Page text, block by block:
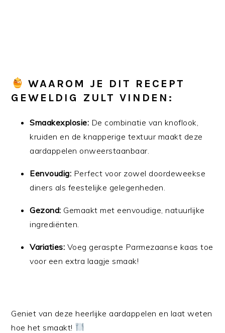
WAAROM JE DIT RECEPT
GEWELDIG ZULT VINDEN:
Smaakexplosie: De combinatie van knoflook,
kruiden en de knapperige textuur maakt deze
aardappelen onweerstaanbaar.
Eenvoudig: Perfect voor zowel doordeweekse
diners als feestelijke gelegenheden.
Gezond: Gemaakt met eenvoudige, natuurlijke
ingrediënten.
Variaties: Voeg geraspte Parmezaanse kaas toe
voor een extra laagje smaak!
Geniet van deze heerlijke aardappelen en laat weten
hoe het smaakt!